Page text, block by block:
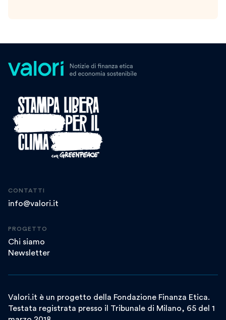
CONTATTI
info@valori.it
PROGETTO
Chi siamo
Newsletter
Valori.it è un progetto della Fondazione Finanza Etica.
Testata registrata presso il Tribunale di Milano, 65 del 1